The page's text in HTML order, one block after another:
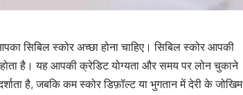
सिबिल स्कोर अच्छा होना चाहिए। सिबिल स्कोर आपकी
है। यह आपकी क्रेडिट योग्यता और समय पर लोन चुकाने
है, जबकि कम स्कोर डिफ़ॉल्ट या भुगतान में देरी के जोखिम